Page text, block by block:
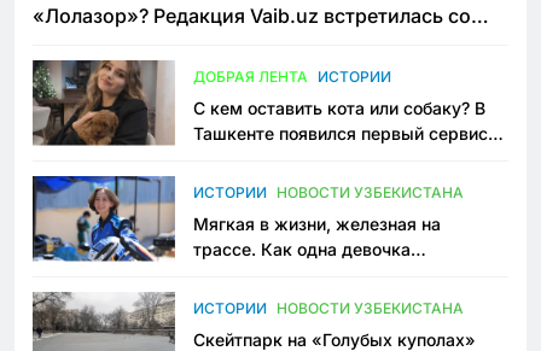
«Лолазор»? Редакция Vaib.uz встретилась со
ДОБРАЯ ЛЕНТА ИСТОРИИ
С кем оставить кота или собаку? В
Ташкенте появился первый сервис
ИСТОРИИ НОВОСТИ УЗБЕКИСТАНА
Мягкая в жизни, железная на
трассе. Как одна девочка
Узбекистане
ИСТОРИИ НОВОСТИ УЗБЕКИСТАНА
Скейтпарк на «Голубых куполах»